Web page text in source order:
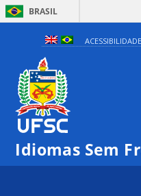
BRASIL
ACESSIBILIDADE
Idiomas Sem